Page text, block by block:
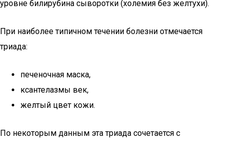
уровне билирубина сыворотки (холемия без желтухи).
При наиболее типичном течении болезни отмечается
триада:
печеночная маска,
ксантелазмы век,
желтый цвет кожи.
По некоторым данным эта триада сочетается с